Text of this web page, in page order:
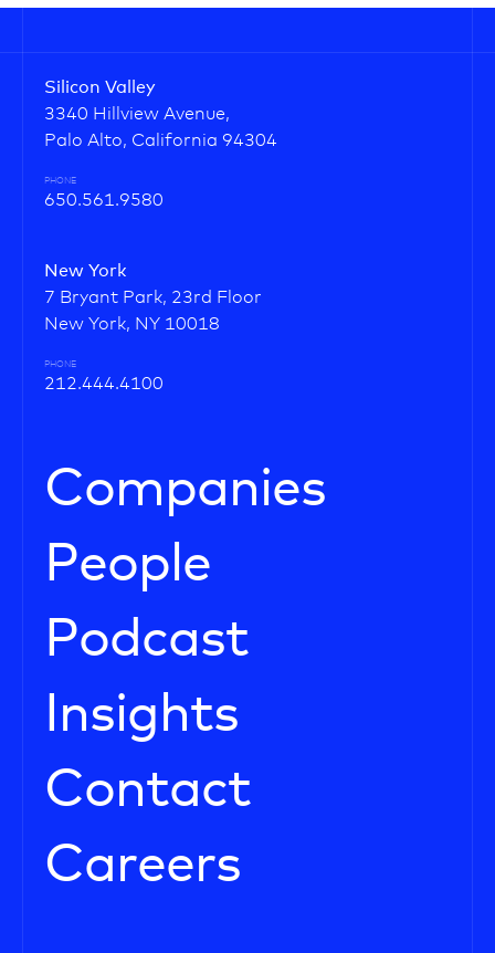
Silicon Valley
3340 Hillview Avenue,
Palo Alto, California 94304
PHONE
650.561.9580
New York
7 Bryant Park, 23rd Floor
New York, NY 10018
PHONE
212.444.4100
Companies
People
Podcast
Insights
Contact
Careers